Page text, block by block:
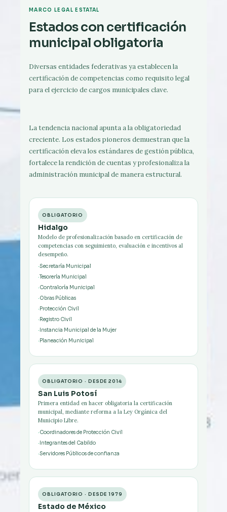
MARCO LEGAL ESTATAL
Estados con certificación
municipal obligatoria
Diversas entidades federativas ya establecen la
certificación de competencias como requisito legal
para el ejercicio de cargos municipales clave.
La tendencia nacional apunta a la obligatoriedad
creciente. Los estados pioneros demuestran que la
certificación eleva los estándares de gestión pública,
fortalece la rendición de cuentas y profesionaliza la
administración municipal de manera estructural.
OBLIGATORIO
Hidalgo
Modelo de profesionalización basado en certificación de
competencias con seguimiento, evaluación e incentivos al
desempeño.
Secretaría Municipal
Tesorería Municipal
Contraloría Municipal
Obras Públicas
Protección Civil
Registro Civil
Instancia Municipal de la Mujer
Planeación Municipal
OBLIGATORIO · DESDE 2014
San Luis Potosí
Primera entidad en hacer obligatoria la certificación
municipal, mediante reforma a la Ley Orgánica del
Municipio Libre.
Coordinadores de Protección Civil
Integrantes del Cabildo
Servidores Públicos de confianza
OBLIGATORIO · DESDE 1979
Estado de México